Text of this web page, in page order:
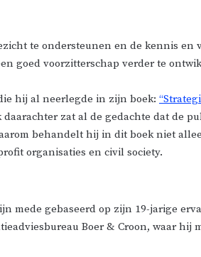
te ondersteunen en de kennis en
goed voorzitterschap verder te
hij al neerlegde in zijn boek:
daarachter zat al de gedachte dat de
behandelt hij in dit boek niet
organisaties en civil society.
mede gebaseerd op zijn 19-jarige
Boer & Croon, waar hij